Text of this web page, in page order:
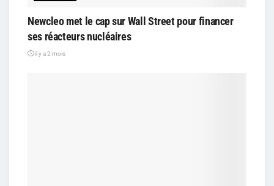
Newcleo met le cap sur Wall Street pour financer
ses réacteurs nucléaires
il y a 2 mois